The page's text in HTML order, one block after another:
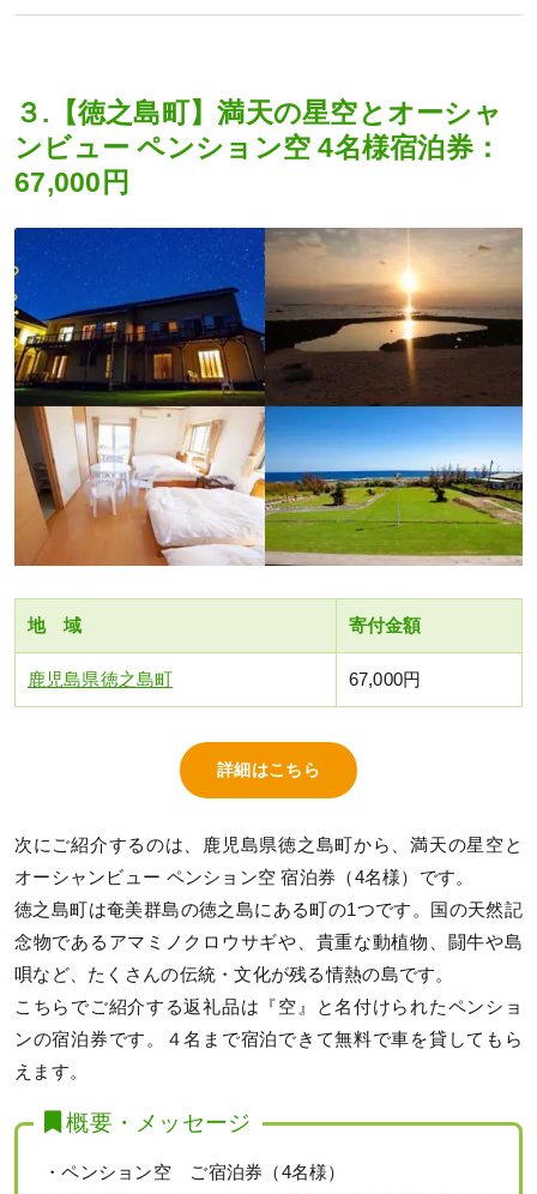
３.【徳之島町】満天の星空とオーシャ
ンビュー ペンション空 4名様宿泊券：
67,000円
地 域 寄付金額
鹿児島県徳之島町 67,000円
詳細はこちら
次にご紹介するのは、鹿児島県徳之島町から、満天の星空と
オーシャンビュー ペンション空 宿泊券（4名様）です。
徳之島町は奄美群島の徳之島にある町の1つです。国の天然記
念物であるアマミノクロウサギや、貴重な動植物、闘牛や島
唄など、たくさんの伝統・文化が残る情熱の島です。
こちらでご紹介する返礼品は『空』と名付けられたペンショ
ンの宿泊券です。４名まで宿泊できて無料で車を貸してもら
えます。
概要・メッセージ
・ペンション空 ご宿泊券（4名様）